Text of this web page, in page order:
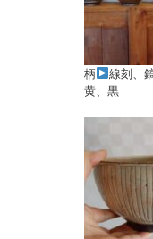
柄 線刻、
黄、黒